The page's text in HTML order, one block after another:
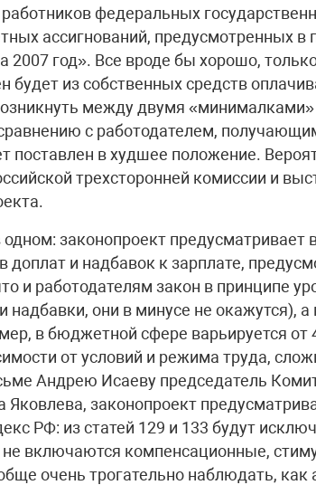
работников федеральных
ассигнований, предусмотренных в
год». Все вроде бы хорошо,
будет из собственных средств
между двумя
с работодателем,
поставлен в худшее положение.
трехсторонней комиссии и
законопроект предусматривает
доплат и надбавок к зарплате,
и работодателям закон в принципе
они в минусе не окажутся), а
в бюджетной сфере варьируется от
от условий и режима труда,
Андрею Исаеву председатель
законопроект
РФ: из статей 129 и 133 будут
включаются компенсационные,
очень трогательно наблюдать, как